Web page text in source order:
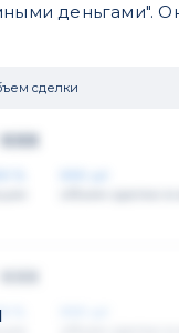
деньгами".
сделки
xxx
xxx
%